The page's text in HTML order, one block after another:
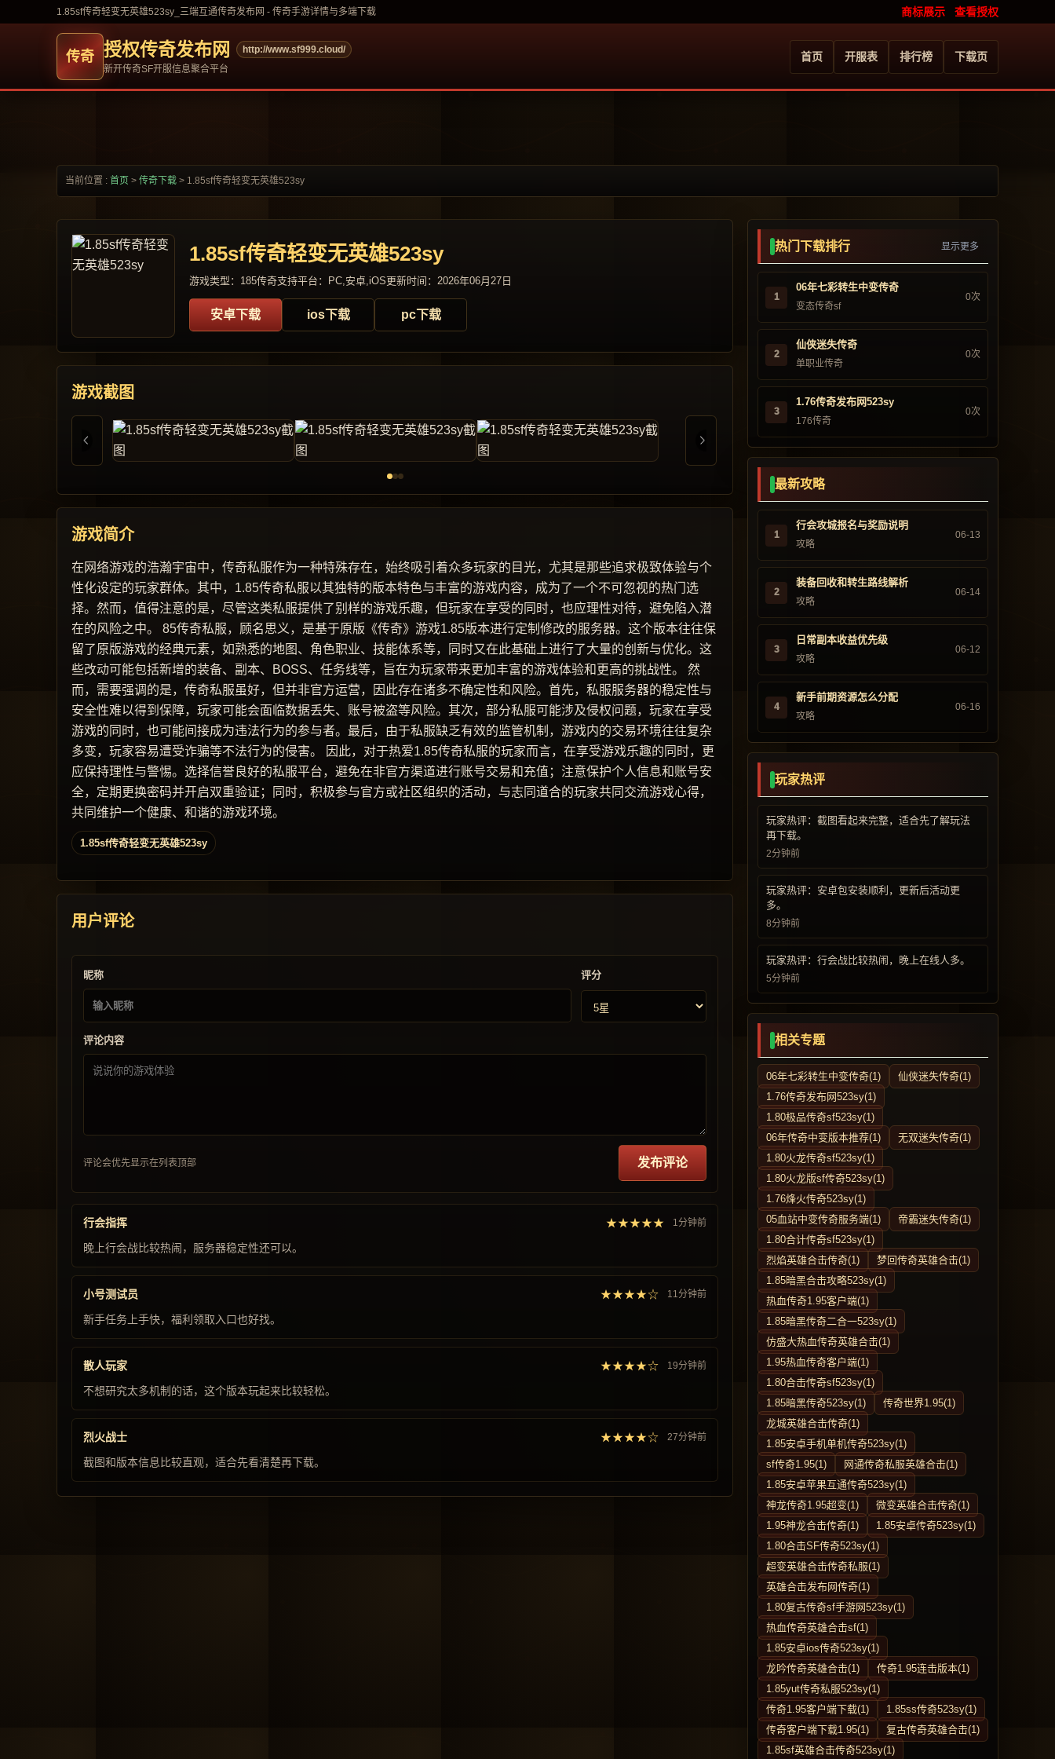
1.85sf传奇轻变无英雄523sy_三端互通传奇发布网 - 传奇手游详情与多端下载 商标展示 查看授权
授权传奇发布网
http://www.sf999.cloud/
新开传奇SF开服信息聚合平台
首页 开服表 排行榜 下载页
当前位置 : 首页 > 传奇下载 > 1.85sf传奇轻变无英雄523sy
1.85sf传奇轻变无英雄523sy
游戏类型：185传奇支持平台：PC,安卓,iOS更新时间：2026年06月27日
安卓下载 ios下载 pc下载
游戏截图
游戏简介
在网络游戏的浩瀚宇宙中，传奇私服作为一种特殊存在，始终吸引着众多玩家的目光，尤其是那些追求极致体验与个
性化设定的玩家群体。其中，1.85传奇私服以其独特的版本特色与丰富的游戏内容，成为了一个不可忽视的热门选
择。然而，值得注意的是，尽管这类私服提供了别样的游戏乐趣，但玩家在享受的同时，也应理性对待，避免陷入潜
在的风险之中。 85传奇私服，顾名思义，是基于原版《传奇》游戏1.85版本进行定制修改的服务器。这个版本往往保
留了原版游戏的经典元素，如熟悉的地图、角色职业、技能体系等，同时又在此基础上进行了大量的创新与优化。这
些改动可能包括新增的装备、副本、BOSS、任务线等，旨在为玩家带来更加丰富的游戏体验和更高的挑战性。 然
而，需要强调的是，传奇私服虽好，但并非官方运营，因此存在诸多不确定性和风险。首先，私服服务器的稳定性与
安全性难以得到保障，玩家可能会面临数据丢失、账号被盗等风险。其次，部分私服可能涉及侵权问题，玩家在享受
游戏的同时，也可能间接成为违法行为的参与者。最后，由于私服缺乏有效的监管机制，游戏内的交易环境往往复杂
多变，玩家容易遭受诈骗等不法行为的侵害。 因此，对于热爱1.85传奇私服的玩家而言，在享受游戏乐趣的同时，更
应保持理性与警惕。选择信誉良好的私服平台，避免在非官方渠道进行账号交易和充值；注意保护个人信息和账号安
全，定期更换密码并开启双重验证；同时，积极参与官方或社区组织的活动，与志同道合的玩家共同交流游戏心得，
共同维护一个健康、和谐的游戏环境。
1.85sf传奇轻变无英雄523sy
用户评论
昵称 评分
评论内容
评论会优先显示在列表顶部 发布评论
行会指挥 ★★★★★ 1分钟前
晚上行会战比较热闹，服务器稳定性还可以。
小号测试员 ★★★★☆ 11分钟前
新手任务上手快，福利领取入口也好找。
散人玩家 ★★★★☆ 19分钟前
不想研究太多机制的话，这个版本玩起来比较轻松。
烈火战士 ★★★★☆ 27分钟前
截图和版本信息比较直观，适合先看清楚再下载。
热门下载排行 显示更多
1
06年七彩转生中变传奇
变态传奇sf
0次
2
仙侠迷失传奇
单职业传奇
0次
3
1.76传奇发布网523sy
176传奇
0次
最新攻略
1
行会攻城报名与奖励说明
攻略
06-13
2
装备回收和转生路线解析
攻略
06-14
3
日常副本收益优先级
攻略
06-12
4
新手前期资源怎么分配
攻略
06-16
玩家热评
玩家热评：截图看起来完整，适合先了解玩法
再下载。
2分钟前
玩家热评：安卓包安装顺利，更新后活动更
多。
8分钟前
玩家热评：行会战比较热闹，晚上在线人多。
5分钟前
相关专题
06年七彩转生中变传奇(1)
仙侠迷失传奇(1)
1.76传奇发布网523sy(1)
1.80极品传奇sf523sy(1)
06年传奇中变版本推荐(1)
无双迷失传奇(1)
1.80火龙传奇sf523sy(1)
1.80火龙版sf传奇523sy(1)
1.76烽火传奇523sy(1)
05血站中变传奇服务端(1)
帝霸迷失传奇(1)
1.80合计传奇sf523sy(1)
烈焰英雄合击传奇(1)
梦回传奇英雄合击(1)
1.85暗黑合击攻略523sy(1)
热血传奇1.95客户端(1)
1.85暗黑传奇二合一523sy(1)
仿盛大热血传奇英雄合击(1)
1.95热血传奇客户端(1)
1.80合击传奇sf523sy(1)
1.85暗黑传奇523sy(1)
传奇世界1.95(1)
龙城英雄合击传奇(1)
1.85安卓手机单机传奇523sy(1)
sf传奇1.95(1)
网通传奇私服英雄合击(1)
1.85安卓苹果互通传奇523sy(1)
神龙传奇1.95超变(1)
微变英雄合击传奇(1)
1.95神龙合击传奇(1)
1.85安卓传奇523sy(1)
1.80合击SF传奇523sy(1)
超变英雄合击传奇私服(1)
英雄合击发布网传奇(1)
1.80复古传奇sf手游网523sy(1)
热血传奇英雄合击sf(1)
1.85安卓ios传奇523sy(1)
龙吟传奇英雄合击(1)
传奇1.95连击版本(1)
1.85yut传奇私服523sy(1)
传奇1.95客户端下载(1)
1.85ss传奇523sy(1)
传奇客户端下载1.95(1)
复古传奇英雄合击(1)
1.85sf英雄合击传奇523sy(1)